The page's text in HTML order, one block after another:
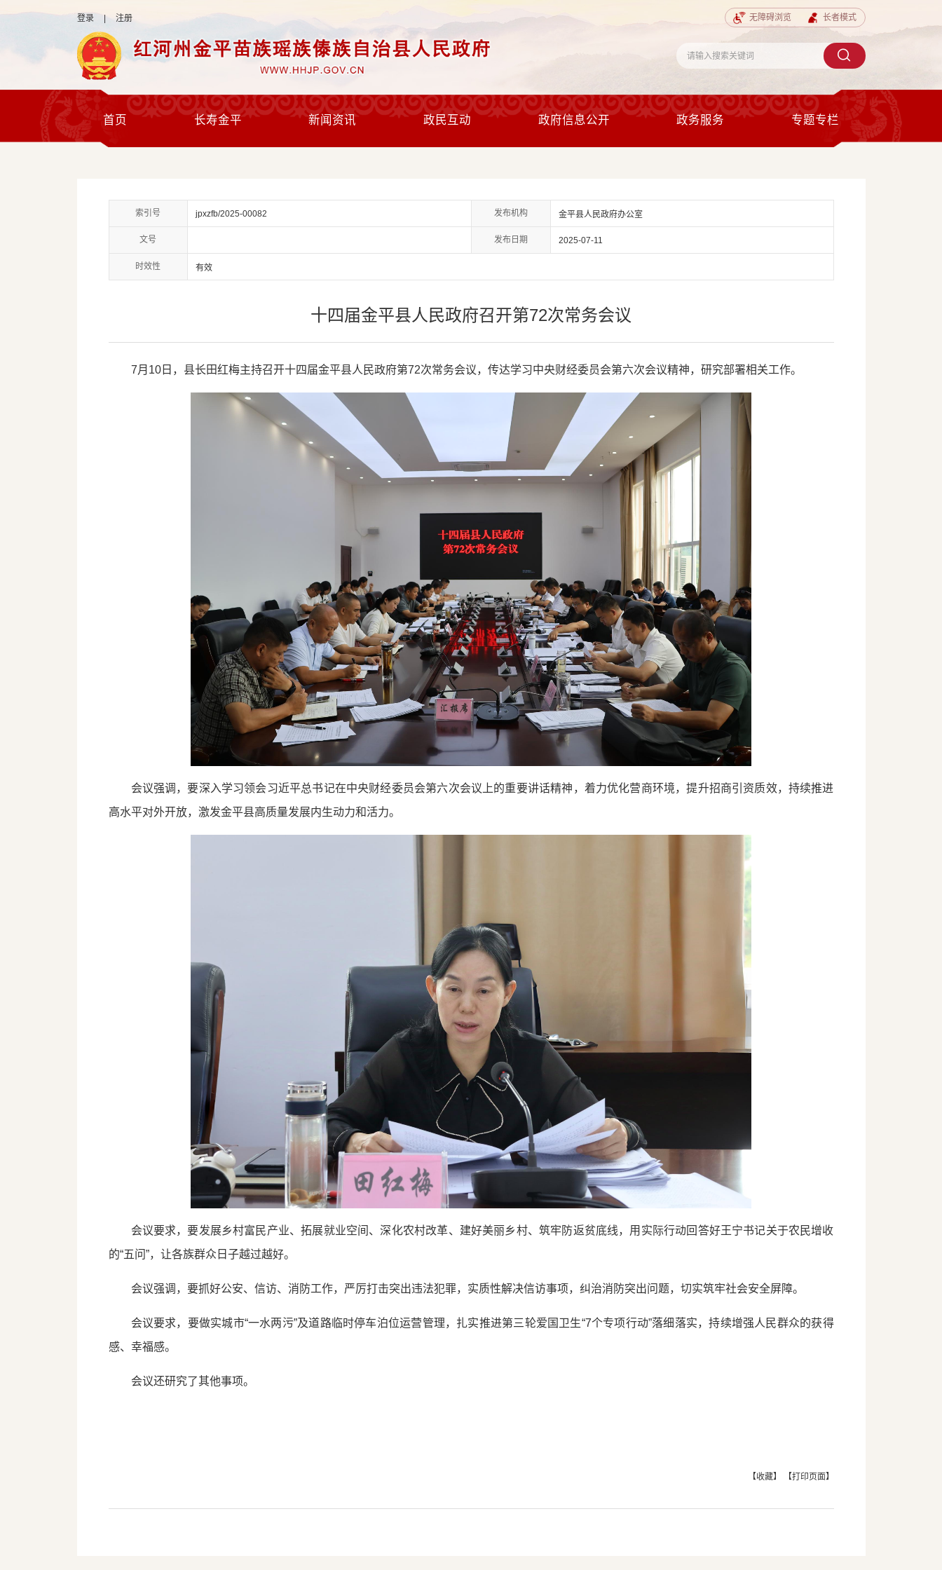
登录 注册 无障碍浏览 长者模式
首页 长寿金平 新闻资讯 政民互动 政府信息公开 政务服务 专题专栏
索引号 jpxzfb/2025-00082 发布机构 金平县人民政府办公室
文号 发布日期 2025-07-11
时效性 有效
十四届金平县人民政府召开第72次常务会议
7月10日，县长田红梅主持召开十四届金平县人民政府第72次常务会议，传达学习中央财经委员会第六次会议精神，研究部署相关工作。
会议强调，要深入学习领会习近平总书记在中央财经委员会第六次会议上的重要讲话精神，着力优化营商环境，提升招商引资质效，持续推进
高水平对外开放，激发金平县高质量发展内生动力和活力。
会议要求，要发展乡村富民产业、拓展就业空间、深化农村改革、建好美丽乡村、筑牢防返贫底线，用实际行动回答好王宁书记关于农民增收
的“五问”，让各族群众日子越过越好。
会议强调，要抓好公安、信访、消防工作，严厉打击突出违法犯罪，实质性解决信访事项，纠治消防突出问题，切实筑牢社会安全屏障。
会议要求，要做实城市“一水两污”及道路临时停车泊位运营管理，扎实推进第三轮爱国卫生“7个专项行动”落细落实，持续增强人民群众的获得
感、幸福感。
会议还研究了其他事项。
【收藏】 【打印页面】